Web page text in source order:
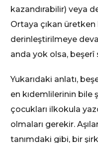
kazandırabilir) veya
Ortaya çıkan
derinleştirilmeye
anda yok olsa,
Yukarıdaki anlatı,
en kıdemlilerinin bile
çocukları ilkokula
olmaları gerekir.
tanımdaki gibi, bir